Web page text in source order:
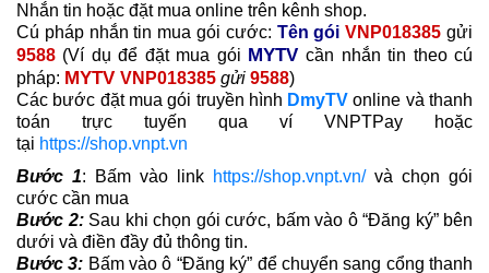
Nhắn tin hoặc đặt mua online trên kênh shop.
Cú pháp nhắn tin mua gói cước: Tên góiVNP018385gửi
9588 (Ví dụ để đặt mua gói MYTVcần nhắn tin theo cú
pháp: MYTV VNP018385 gửi 9588)
Các bước đặt mua gói truyền hình DmyTV online và thanh
toán trực tuyến qua ví VNPTPay hoặc
tại https://shop.vnpt.vn
Bước 1: Bấm vào link https://shop.vnpt.vn/và chọn gói
cước cần mua
Bước 2:Sau khi chọn gói cước, bấm vào ô “Đăng ký” bên
dưới và điền đầy đủ thông tin.
Bước 3: Bấm vào ô “Đăng ký” để chuyển sang cổng thanh